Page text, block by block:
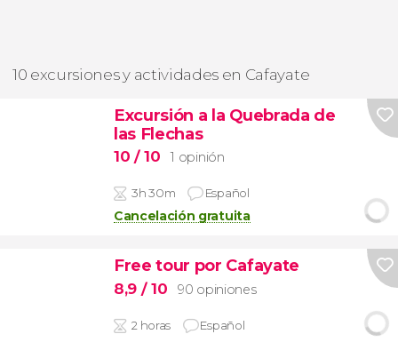
10 excursiones y actividades en Cafayate
Excursión a la Quebrada de
las Flechas
10 / 10 1 opinión
3h 30m Español
Cancelación gratuita
Free tour por Cafayate
8,9 / 10 90 opiniones
2 horas Español